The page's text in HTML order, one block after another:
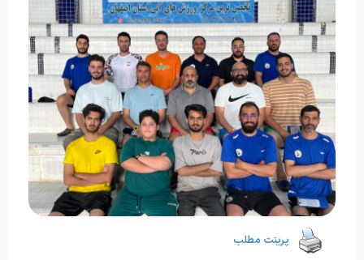
پرینت مطلب